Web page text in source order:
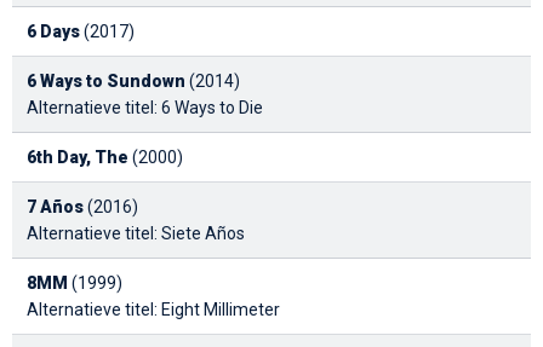
6 Days(2017)
6 Ways to Sundown (2014)
Alternatieve titel: 6 Ways to Die
6th Day, The (2000)
7 Años(2016)
Alternatieve titel: Siete Años
8MM (1999)
Alternatieve titel: Eight Millimeter